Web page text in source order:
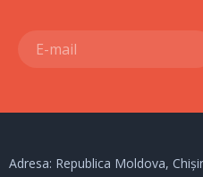
Adresa: Republica Moldova,